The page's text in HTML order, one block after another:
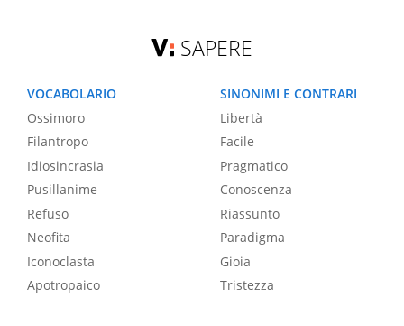
SAPERE
VOCABOLARIO
Ossimoro
Filantropo
Idiosincrasia
Pusillanime
Refuso
Neofita
Iconoclasta
Apotropaico
SINONIMI E CONTRARI
Libertà
Facile
Pragmatico
Conoscenza
Riassunto
Paradigma
Gioia
Tristezza